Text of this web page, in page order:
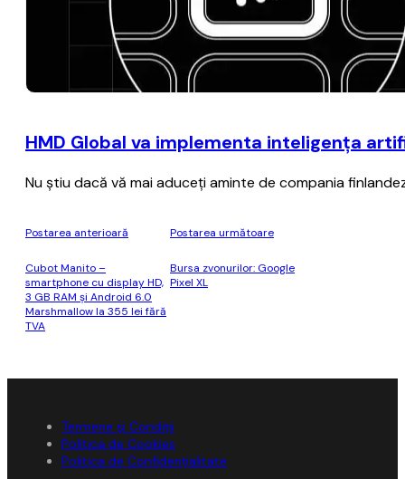
HMD Global va implementa inteligenţa
Nu ştiu dacă vă mai aduceţi aminte de compania
Postarea anterioară
Cubot Manito –
smartphone cu display HD,
3 GB RAM şi Android 6.0
Marshmallow la 355 lei fără
TVA
Postarea următoare
Bursa zvonurilor: Google
Pixel XL
Termene și Condiții
Politica de Cookies
Politica de Confidențialitate